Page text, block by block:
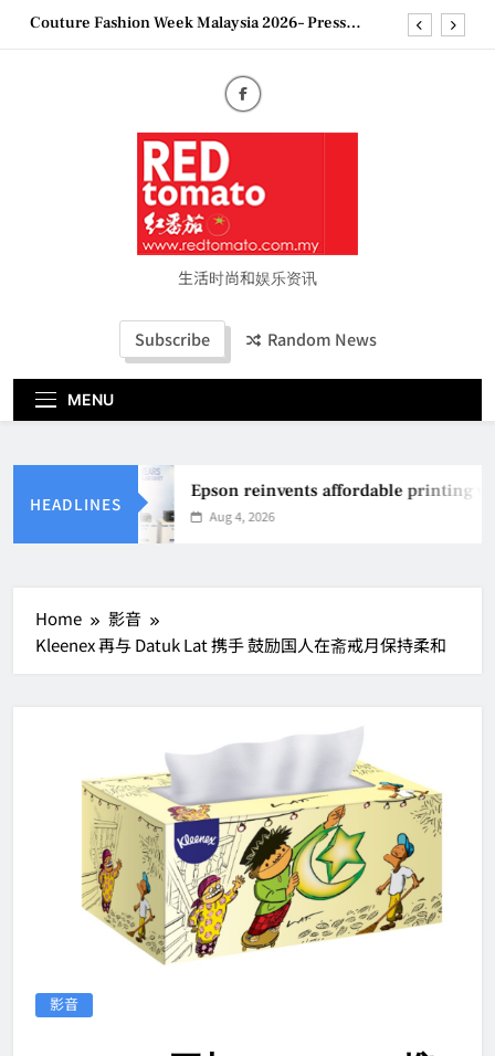
SkipCouture Fashion Week Malaysia 2026– Press
妈妈提供分享剖腹产复原历程的空间
2026 全国房地产大奖创历史纪录 见证马来西亚房
地产经纪行业蓬勃发展
Epson reinvents affordable printing with next-
generation EcoTank Series
Couture Fashion Week Malaysia 2026– Press
“See Her Heal – 1,000 Untold Stories” 为马来西亚
妈妈提供分享剖腹产复原历程的空间
地产经纪行业蓬勃发展
生活时尚和娱乐资讯
Subscribe Random News
MENU
HEADLINES
Epson reinvents affordable printing
Aug 4, 2026
Home
影音
Kleenex 再与 Datuk Lat 携手 鼓励国人在斋戒月保持柔和
影音